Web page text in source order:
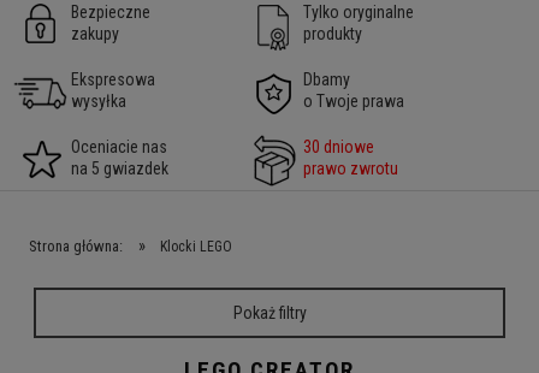
Bezpieczne
zakupy
Tylko oryginalne
produkty
Ekspresowa
wysyłka
Dbamy
o Twoje prawa
Oceniacie nas
na 5 gwiazdek
30 dniowe
prawo zwrotu
Strona główna: » Klocki LEGO
Pokaż filtry